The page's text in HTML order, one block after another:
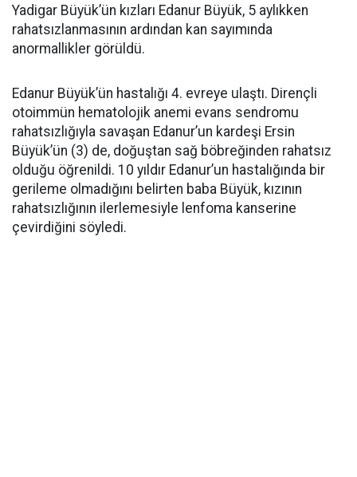
Yadigar Büyük’ün kızları Edanur Büyük, 5 aylıkken
rahatsızlanmasının ardından kan sayımında
anormallikler görüldü.
Edanur Büyük’ün hastalığı 4. evreye ulaştı. Dirençli
otoimmün hematolojik anemi evans sendromu
rahatsızlığıyla savaşan Edanur’un kardeşi Ersin
Büyük’ün (3) de, doğuştan sağ böbreğinden rahatsız
olduğu öğrenildi. 10 yıldır Edanur’un hastalığında bir
gerileme olmadığını belirten baba Büyük, kızının
rahatsızlığının ilerlemesiyle lenfoma kanserine
çevirdiğini söyledi.